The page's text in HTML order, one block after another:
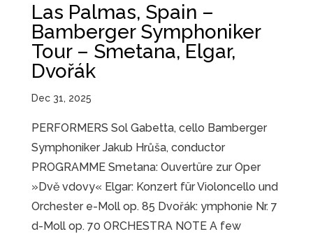
Las Palmas, Spain –
Bamberger Symphoniker
Tour – Smetana, Elgar,
Dvořák
Dec 31, 2025
PERFORMERS Sol Gabetta, cello Bamberger
Symphoniker Jakub Hrůša, conductor
PROGRAMME Smetana: Ouvertüre zur Oper
»Dvě vdovy« Elgar: Konzert für Violoncello und
Orchester e-Moll op. 85 Dvořák: ymphonie Nr. 7
d-Moll op. 70 ORCHESTRA NOTE A few